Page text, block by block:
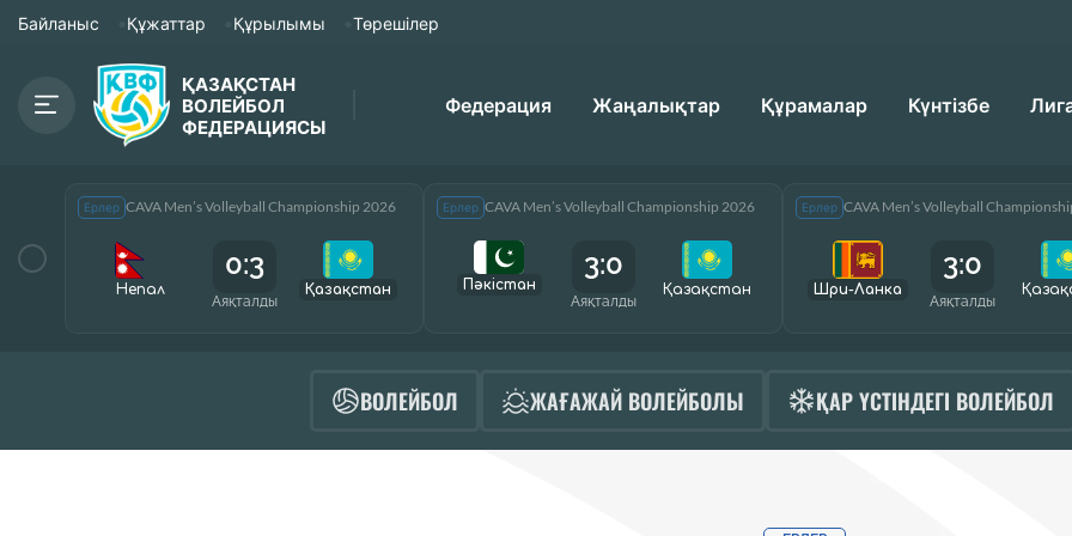
Байланыс Құжаттар Құрылымы Төрешілер
ҚАЗАҚСТАН
ВОЛЕЙБОЛ
ФЕДЕРАЦИЯСЫ
Федерация Жаңалықтар Құрамалар Күнтізбе
Ерлер CAVA Men’s Volleyball Championship 2026
Непал
0:3
Аяқталды
Қазақcтан
Ерлер CAVA Men’s Volleyball Championship 2026
Пәкістан
3:0
Аяқталды
Қазақcтан
Ерлер CAVA Men’s Volleyball
Шри-Ланка
3:0
Аяқталды
ВОЛЕЙБОЛ ЖАҒАЖАЙ ВОЛЕЙБОЛЫ ҚАР ҮСТІНДЕГІ ВОЛЕЙБОЛ